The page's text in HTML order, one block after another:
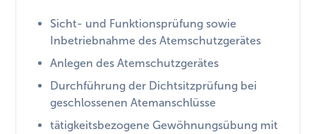
Sicht- und Funktionsprüfung sowie
Inbetriebnahme des Atemschutzgerätes
Anlegen des Atemschutzgerätes
Durchführung der Dichtsitzprüfung bei
geschlossenen Atemanschlüsse
tätigkeitsbezogene Gewöhnungsübung mit